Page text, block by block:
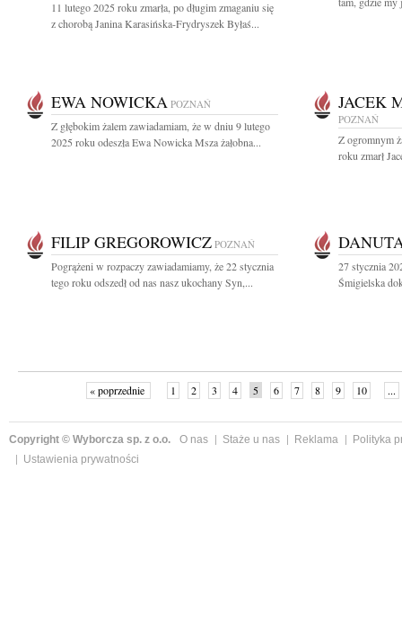
11 lutego 2025 roku zmarła, po długim zmaganiu się
z chorobą Janina Karasińska-Frydryszek Byłaś...
EWA NOWICKA POZNAŃ
Z głębokim żalem zawiadamiam, że w dniu 9 lutego
2025 roku odeszła Ewa Nowicka Msza żałobna...
JACEK
POZNAŃ
Z ogromnym
roku zmarł
FILIP GREGOROWICZ POZNAŃ
Pogrążeni w rozpaczy zawiadamiamy, że 22 stycznia
tego roku odszedł od nas nasz ukochany Syn,...
27 stycznia
Śmigielska
« poprzednie 1 2 3 4 5 6 7 8 9 10 ...
Copyright © Wyborcza sp. z o.o. O nas Staże u nas Reklama
Polityka
Ustawienia prywatności